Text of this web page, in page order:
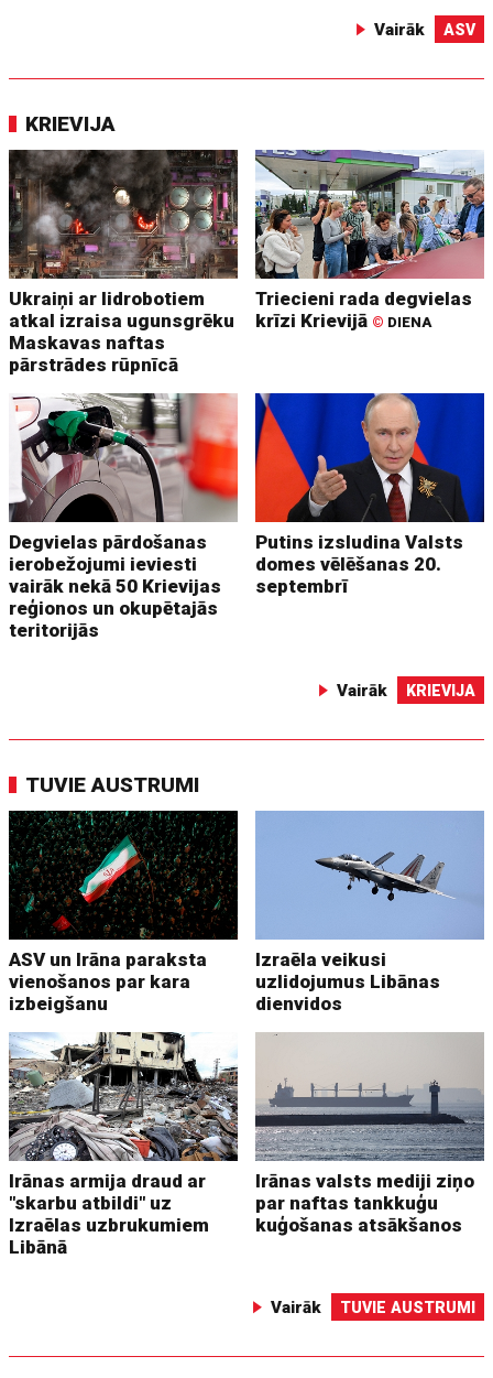
Vairāk ASV
KRIEVIJA
Ukraiņi ar lidrobotiem
atkal izraisa ugunsgrēku
Maskavas naftas
pārstrādes rūpnīcā
Triecieni rada degvielas
krīzi Krievijā © DIENA
Degvielas pārdošanas
ierobežojumi ieviesti
vairāk nekā 50 Krievijas
reģionos un okupētajās
teritorijās
Putins izsludina Valsts
domes vēlēšanas 20.
septembrī
Vairāk KRIEVIJA
TUVIE AUSTRUMI
ASV un Irāna paraksta
vienošanos par kara
izbeigšanu
Izraēla veikusi
uzlidojumus Libānas
dienvidos
Irānas armija draud ar
"skarbu atbildi" uz
Izraēlas uzbrukumiem
Libānā
Irānas valsts mediji ziņo
par naftas tankkuģu
kuģošanas atsākšanos
Vairāk TUVIE AUSTRUMI